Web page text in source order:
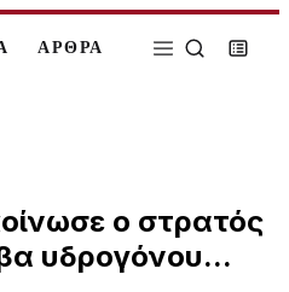
ΑΡΘΡΑ
ο στρατός
υδρογόνου...